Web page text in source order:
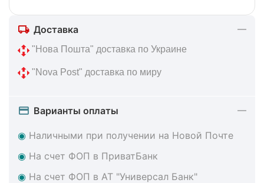
Доставка
"Нова Пошта" доставка по Украине
"Nova Post" доставка по миру
Варианты оплаты
◉ Наличными при получении на Новой Почте
◉ На счет ФОП в ПриватБанк
◉ На счет ФОП в АТ "Универсал Банк"